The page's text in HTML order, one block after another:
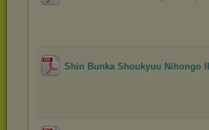
Shin Bunka Shoukyuu Nihongo II